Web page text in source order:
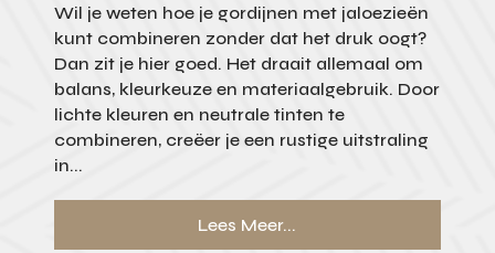
Wil je weten hoe je gordijnen met jaloezieën
kunt combineren zonder dat het druk oogt?
Dan zit je hier goed. Het draait allemaal om
balans, kleurkeuze en materiaalgebruik. Door
lichte kleuren en neutrale tinten te
combineren, creëer je een rustige uitstraling
in...
Lees Meer...